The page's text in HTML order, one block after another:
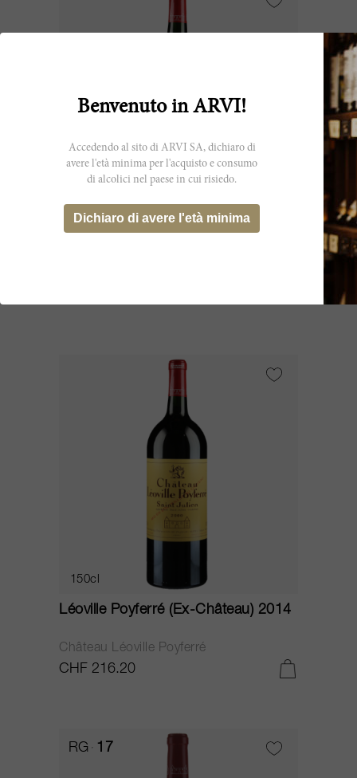
150cl
Léoville Poyferré (Ex-Château) 2013
150cl
Léoville Poyferré (Ex-Château) 2014
Château Léoville Poyferré
CHF 216.20
RG 17
Benvenuto in ARVI!
Accedendo al sito di ARVI SA, dichiaro di
avere l'età minima per l'acquisto e consumo
di alcolici nel paese in cui risiedo.
Dichiaro di avere l'età minima